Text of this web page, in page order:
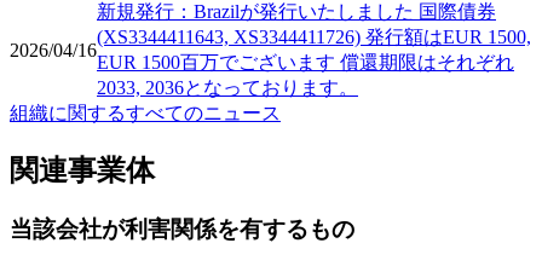
2026/04/16
新規発行：Brazilが発行いたしました 国際債券
(XS3344411643, XS3344411726) 発行額はEUR 1500,
EUR 1500百万でございます 償還期限はそれぞれ
2033, 2036となっております。
組織に関するすべてのニュース
関連事業体
当該会社が利害関係を有するもの